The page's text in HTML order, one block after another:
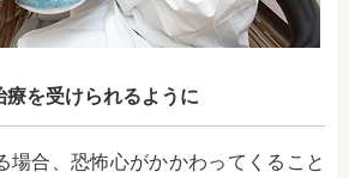
療を受けられるように
場合、恐怖心がかかわってくること